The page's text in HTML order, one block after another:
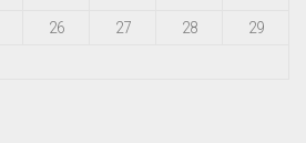
26 27 28
29